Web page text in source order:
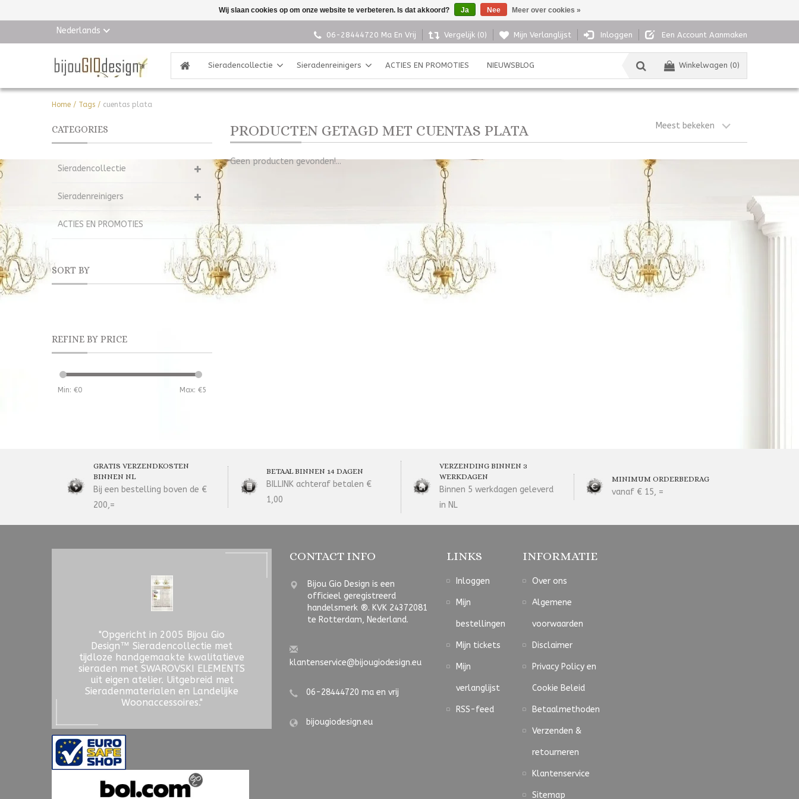
Nederlands 06-28444720 Ma En Vrij Vergelijk (0) Mijn Verlanglijst Inloggen Een Account Aanmaken
Winkelwagen (0)
Sieradencollectie Sieradenreinigers ACTIES EN PROMOTIES NIEUWSBLOG
Home / Tags / cuentas plata
CATEGORIES
Sieradencollectie
Sieradenreinigers
ACTIES EN PROMOTIES
SORT BY
REFINE BY PRICE
Min: €0 Max: €5
PRODUCTEN GETAGD MET CUENTAS PLATA Meest bekeken
Geen producten gevonden!...
GRATIS VERZENDKOSTEN
BINNEN NL
Bij een bestelling boven de €
200,=
BETAAL BINNEN 14 DAGEN
BILLINK achteraf betalen €
1,00
VERZENDING BINNEN 3
WERKDAGEN
Binnen 5 werkdagen geleverd
in NL
MINIMUM ORDERBEDRAG
vanaf € 15, =
"Opgericht in 2005 Bijou Gio
Design™ Sieradencollectie met
tijdloze handgemaakte kwalitatieve
sieraden met SWAROVSKI ELEMENTS
uit eigen atelier. Uitgebreid met
Sieradenmaterialen en Landelijke
Woonaccessoires."
CONTACT INFO
Bijou Gio Design is een
officieel geregistreerd
handelsmerk ®. KVK 24372081
te Rotterdam, Nederland.
klantenservice@bijougiodesign.eu
06-28444720 ma en vrij
bijougiodesign.eu
LINKS
Inloggen
Mijn
bestellingen
Mijn tickets
Mijn
verlanglijst
RSS-feed
INFORMATIE
Over ons
Algemene
voorwaarden
Disclaimer
Privacy Policy en
Cookie Beleid
Betaalmethoden
Verzenden &
retourneren
Klantenservice
Sitemap
Wij slaan cookies op om onze website te verbeteren. Is dat akkoord? Ja Nee Meer over cookies »